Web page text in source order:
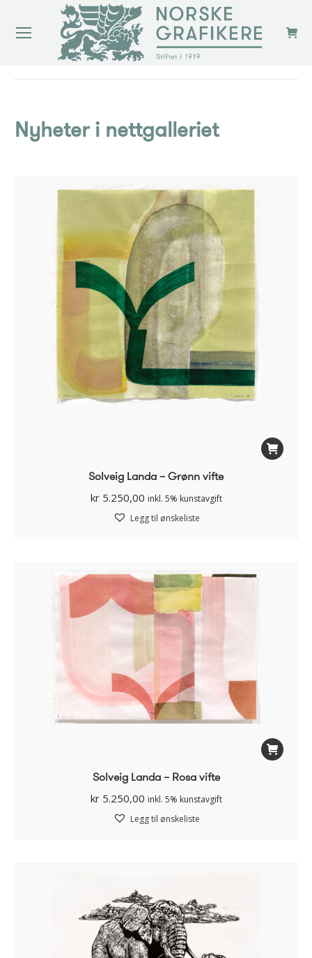
Nyheter i nettgalleriet
Solveig Landa – Grønn vifte
kr5.250,00 inkl. 5% kunstavgift
Legg til ønskeliste
Solveig Landa – Rosa vifte
kr5.250,00 inkl. 5% kunstavgift
Legg til ønskeliste